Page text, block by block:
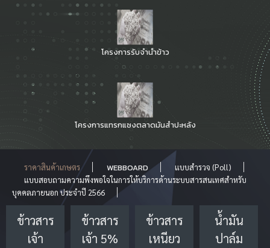
โครงการรับจำนำข้าว
โครงการแทรกแซงตลาดมันสำปะหลัง
ราคาสินค้าเกษตร WEBBOARD
แบบสำรวจ (Poll)
แบบสอบถามความพึงพอใจในการให้บริการด้านระบบสารสนเทศสำหรับ
บุคคลภายนอก ประจำปี 2566
ข้าวสาร
เจ้า 5%
ข้าวสาร
เหนียว
น้ำมัน
ปาล์ม
ข้าวสาร
เจ้า